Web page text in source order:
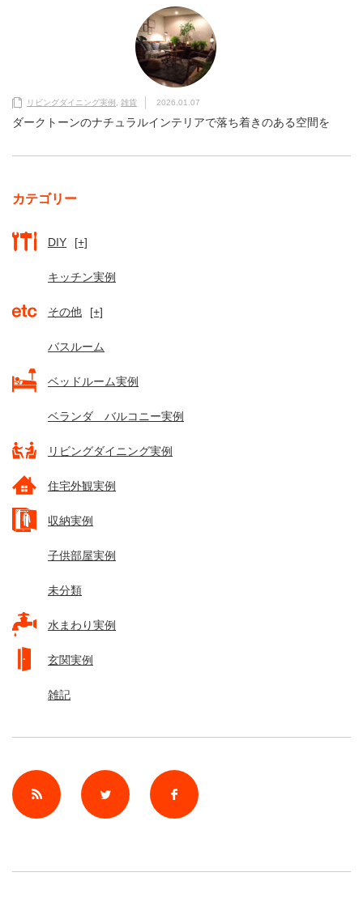
リビングダイニング実例 雑貨 2026.01.07
ダークトーンのナチュラルインテリアで落ち着きのある空間を
カテゴリー
DIY [+]
キッチン実例
その他 [+]
バスルーム
ベッドルーム実例
ベランダ バルコニー実例
リビングダイニング実例
住宅外観実例
収納実例
子供部屋実例
未分類
水まわり実例
玄関実例
雑記
Twitter